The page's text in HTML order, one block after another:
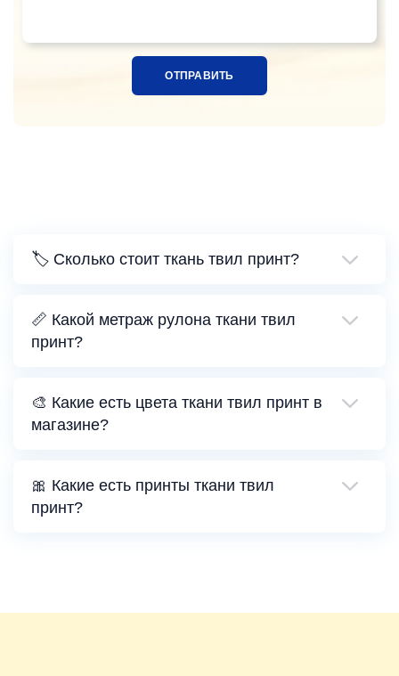
🏷️ Сколько стоит ткань твил принт?
📏 Какой метраж рулона ткани твил
принт?
🎨 Какие есть цвета ткани твил принт в
магазине?
🎀 Какие есть принты ткани твил
принт?